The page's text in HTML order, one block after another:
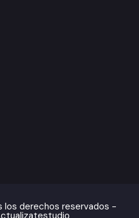
derechos reservados -